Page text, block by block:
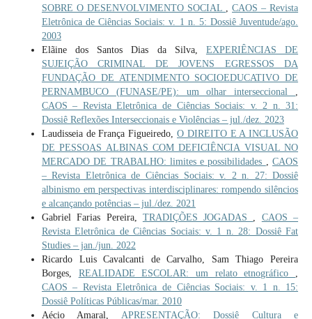
SOBRE O DESENVOLVIMENTO SOCIAL
,CAOS – Revista
Eletrônica de Ciências Sociais: v. 1 n. 5: Dossiê Juventude/ago.
2003
Elãine dos Santos Dias da Silva, EXPERIÊNCIAS DE
SUJEIÇÃO CRIMINAL DE JOVENS EGRESSOS DA
FUNDAÇÃO DE ATENDIMENTO SOCIOEDUCATIVO DE
PERNAMBUCO (FUNASE/PE): um olhar interseccional
CAOS – Revista Eletrônica de Ciências Sociais: v. 2 n. 31:
Dossiê Reflexões Interseccionais e Violências – jul./dez. 2023
Laudisseia de França Figueiredo, O DIREITO E A INCLUSÃO
DE PESSOAS ALBINAS COM DEFICIÊNCIA VISUAL NO
MERCADO DE TRABALHO: limites e possibilidades
,CAOS
– Revista Eletrônica de Ciências Sociais: v. 2 n. 27: Dossiê
albinismo em perspectivas interdisciplinares: rompendo silêncios
e alcançando potências – jul./dez. 2021
Gabriel Farias Pereira, TRADIÇÕES JOGADAS
CAOS –
Revista Eletrônica de Ciências Sociais: v. 1 n. 28: Dossiê Fat
Studies – jan./jun. 2022
Ricardo Luis Cavalcanti de Carvalho, Sam Thiago Pereira
Borges, REALIDADE ESCOLAR: um relato etnográfico
CAOS – Revista Eletrônica de Ciências Sociais: v. 1 n. 15:
Dossiê Políticas Públicas/mar. 2010
Aécio Amaral, APRESENTAÇÃO: Dossiê Cultura e